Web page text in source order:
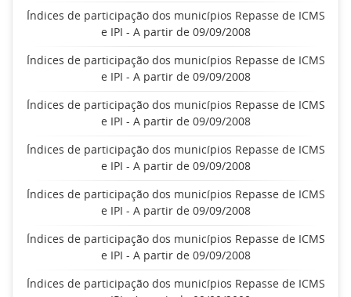
Índices de participação dos municípios Repasse de ICMS
e IPI - A partir de 09/09/2008
Índices de participação dos municípios Repasse de ICMS
e IPI - A partir de 09/09/2008
Índices de participação dos municípios Repasse de ICMS
e IPI - A partir de 09/09/2008
Índices de participação dos municípios Repasse de ICMS
e IPI - A partir de 09/09/2008
Índices de participação dos municípios Repasse de ICMS
e IPI - A partir de 09/09/2008
Índices de participação dos municípios Repasse de ICMS
e IPI - A partir de 09/09/2008
Índices de participação dos municípios Repasse de ICMS